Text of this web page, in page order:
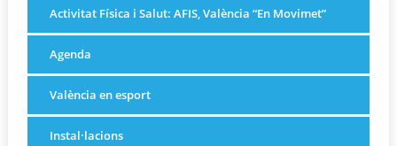
Activitat Física i Salut: AFIS, València “En Movimet”
Agenda
València en esport
Instal·lacions